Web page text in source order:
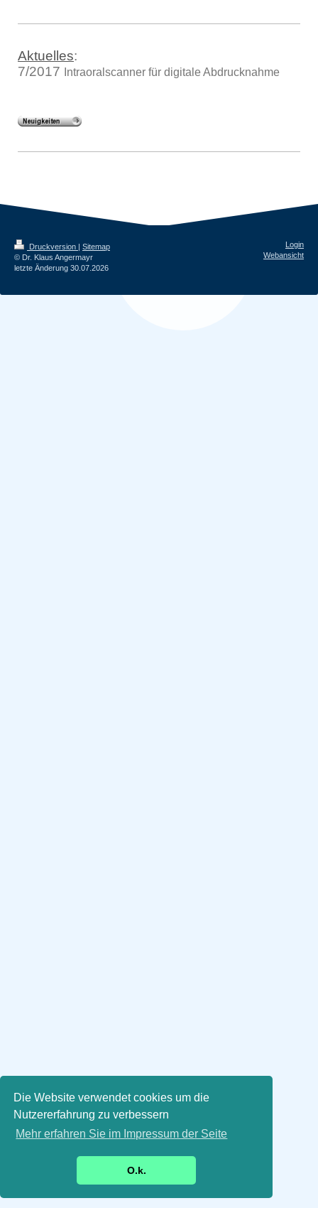
Die Website verwendet cookies um die
Nutzererfahrung zu verbessern
Mehr erfahren Sie im Impressum der Seite
O.k.
Aktuelles:
7/2017
Intraoralscanner für digitale Abdrucknahme
Druckversion
Sitemap
© Dr. Klaus Angermayr
letzte Änderung 30.07.2026
Login
Webansicht